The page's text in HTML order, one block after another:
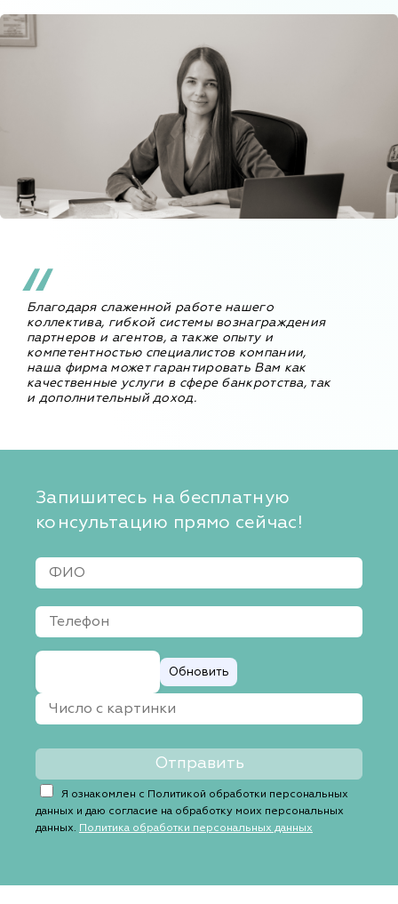
Благодаря слаженной работе нашего
коллектива, гибкой системы вознаграждения
партнеров и агентов, а также опыту и
компетентностью специалистов компании,
наша фирма может гарантировать Вам как
качественные услуги в сфере банкротства, так
и дополнительный доход.
Запишитесь на бесплатную
консультацию прямо сейчас!
Обновить
Я ознакомлен с Политикой обработки персональных
данных и даю согласие на обработку моих персональных
данных. Политика обработки персональных данных